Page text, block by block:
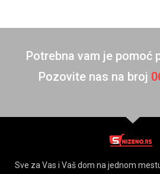
Potrebna vam je pomoć
Pozovite nas na broj
Sve za Vas i Vaš dom na jednom